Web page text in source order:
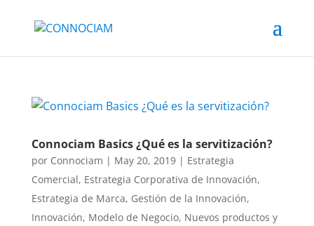
Connociam Basics ¿Qué es la servitización?
por Connociam | May 20, 2019| Estrategia
Comercial, Estrategia Corporativa de Innovación,
Estrategia de Marca, Gestión de la Innovación,
Innovación, Modelo de Negocio, Nuevos productos y